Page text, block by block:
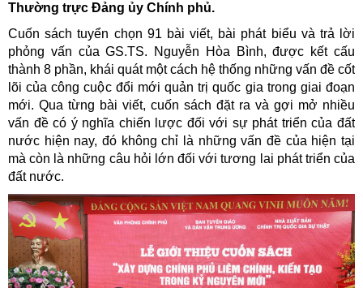
Thường trực Đảng ủy Chính phủ.
Cuốn sách tuyển chọn 91 bài viết, bài phát biểu và trả lời
phỏng vấn của GS.TS. Nguyễn Hòa Bình, được kết cấu
thành 8 phần, khái quát một cách hệ thống những vấn đề cốt
lõi của công cuộc đổi mới quản trị quốc gia trong giai đoạn
mới. Qua từng bài viết, cuốn sách đặt ra và gợi mở nhiều
vấn đề có ý nghĩa chiến lược đối với sự phát triển của đất
nước hiện nay, đó không chỉ là những vấn đề của hiện tại
mà còn là những câu hỏi lớn đối với tương lai phát triển của
đất nước.